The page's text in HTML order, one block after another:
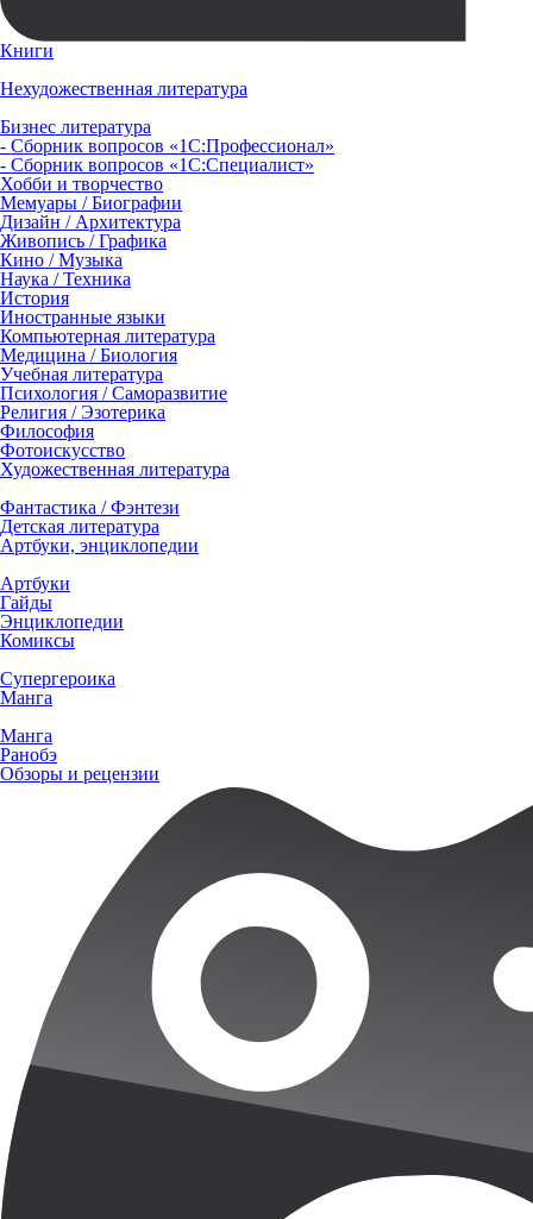
Книги
Нехудожественная литература
Бизнес литература
- Сборник вопросов «1С:Профессионал»
- Сборник вопросов «1С:Специалист»
Хобби и творчество
Мемуары / Биографии
Дизайн / Архитектура
Живопись / Графика
Кино / Музыка
Наука / Техника
История
Иностранные языки
Компьютерная литература
Медицина / Биология
Учебная литература
Психология / Саморазвитие
Религия / Эзотерика
Философия
Фотоискусство
Художественная литература
Фантастика / Фэнтези
Детская литература
Артбуки, энциклопедии
Артбуки
Гайды
Энциклопедии
Комиксы
Супергероика
Манга
Манга
Ранобэ
Обзоры и рецензии